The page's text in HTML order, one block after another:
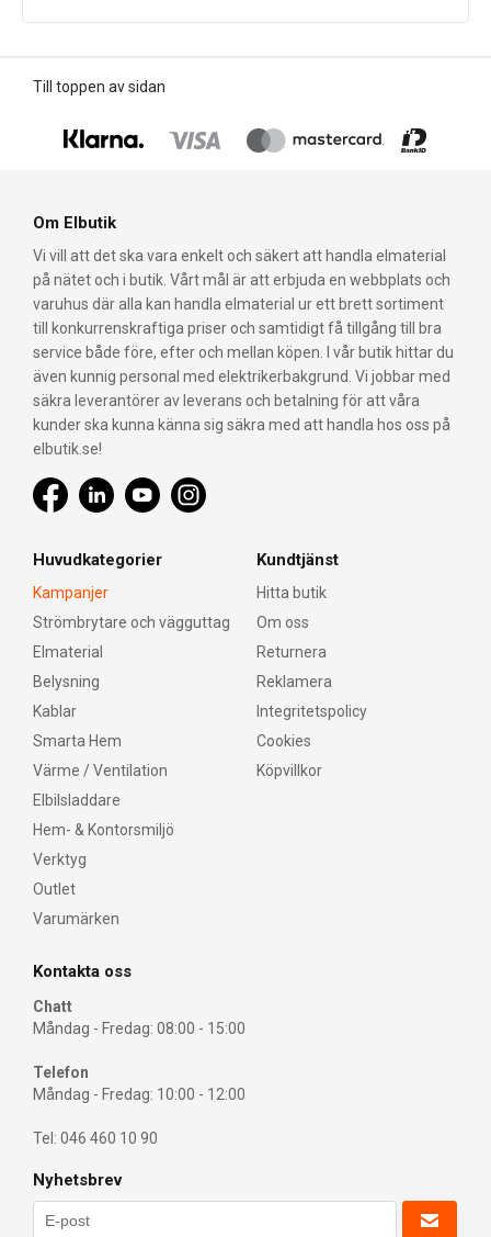
Till toppen av sidan
Om Elbutik
Vi vill att det ska vara enkelt och säkert att handla elmaterial
på nätet och i butik. Vårt mål är att erbjuda en webbplats och
varuhus där alla kan handla elmaterial ur ett brett sortiment
till konkurrenskraftiga priser och samtidigt få tillgång till bra
service både före, efter och mellan köpen. I vår butik hittar du
även kunnig personal med elektrikerbakgrund. Vi jobbar med
säkra leverantörer av leverans och betalning för att våra
kunder ska kunna känna sig säkra med att handla hos oss på
elbutik.se!
Huvudkategorier
Kampanjer
Strömbrytare och vägguttag
Elmaterial
Belysning
Kablar
Smarta Hem
Värme / Ventilation
Elbilsladdare
Hem- & Kontorsmiljö
Verktyg
Outlet
Varumärken
Kundtjänst
Hitta butik
Om oss
Returnera
Reklamera
Integritetspolicy
Cookies
Köpvillkor
Kontakta oss
Chatt
Måndag - Fredag: 08:00 - 15:00
Telefon
Måndag - Fredag: 10:00 - 12:00
Tel: 046 460 10 90
Nyhetsbrev